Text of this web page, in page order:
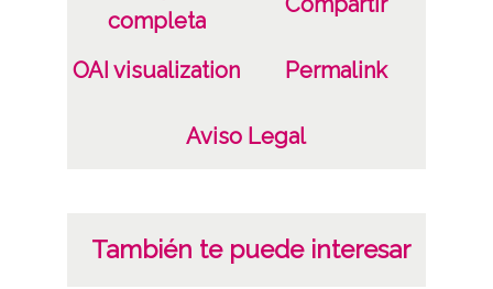
Notas
Signatura anterior: Caja 8 Signatura copias:
Signatura originales: Carpetilla 35mm, nº
Licencia de las imágenes
completa
OAI visualization Permalink
Aviso Legal
También te puede interesar